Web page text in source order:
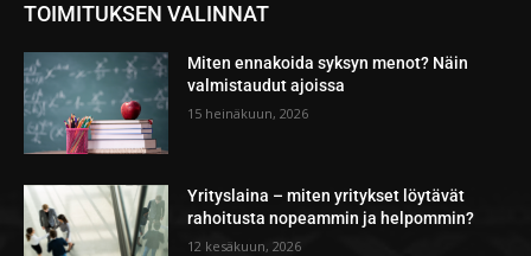
TOIMITUKSEN VALINNAT
Miten ennakoida syksyn menot? Näin
valmistaudut ajoissa
15 heinäkuun, 2026
Yrityslaina – miten yritykset löytävät
rahoitusta nopeammin ja helpommin?
12 kesäkuun, 2026